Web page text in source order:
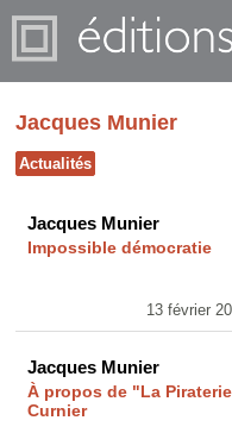
Jacques Munier
Actualités
13 février
Jacques Munier
Impossible démocratie
Jacques Munier
À propos de "La
Curnier